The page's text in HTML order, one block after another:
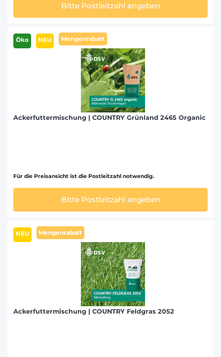
Bitte Postleitzahl angeben
Öko NEU Mengenrabatt
Ackerfuttermischung | COUNTRY Grünland 2465 Organic
Für die Preisansicht ist die Postleitzahl notwendig.
Bitte Postleitzahl angeben
NEU Mengenrabatt
Ackerfuttermischung | COUNTRY Feldgras 2052